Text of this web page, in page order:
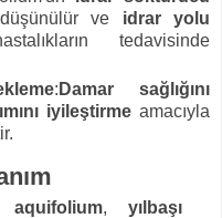
ve idrar yolu
tedavisinde
: Damar sağlığını
iyileştirme amacıyla
aquifolium,yılbaşı